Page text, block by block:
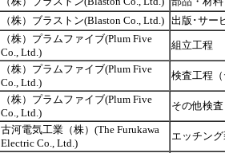
（株）ブラストン(Blaston Co., Ltd.) 出版･サー
（株）プラムファイブ(Plum Five
Co., Ltd.)
組立工程
（株）プラムファイブ(Plum Five
Co., Ltd.)
検査工程
（株）プラムファイブ(Plum Five
Co., Ltd.)
その他検
古河電気工業（株）(The Furukawa
Electric Co., Ltd.)
エッチン